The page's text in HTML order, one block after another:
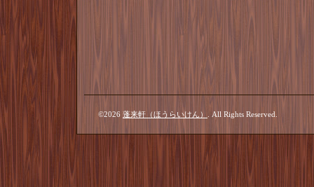
©2026 蓬来軒（ほうらいけん） . All Rights Reserved.